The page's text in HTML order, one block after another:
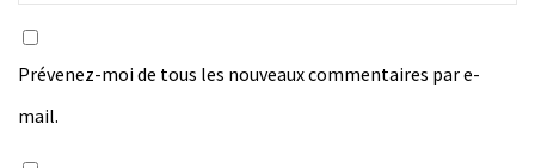
Prévenez-moi de tous les nouveaux commentaires par e-
mail.